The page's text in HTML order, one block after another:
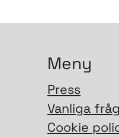
Meny
Press
Vanliga
Cookie